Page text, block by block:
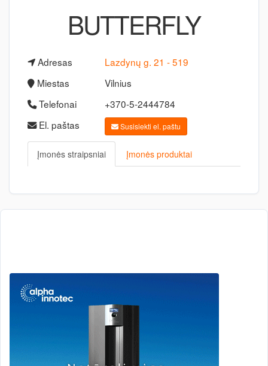
BUTTERFLY
Adresas
Lazdynų g. 21 - 519
Miestas
Vilnius
Telefonai
+370-5-2444784
El. paštas
Susisiekti el. paštu
Įmonės straipsniai Įmonės produktai